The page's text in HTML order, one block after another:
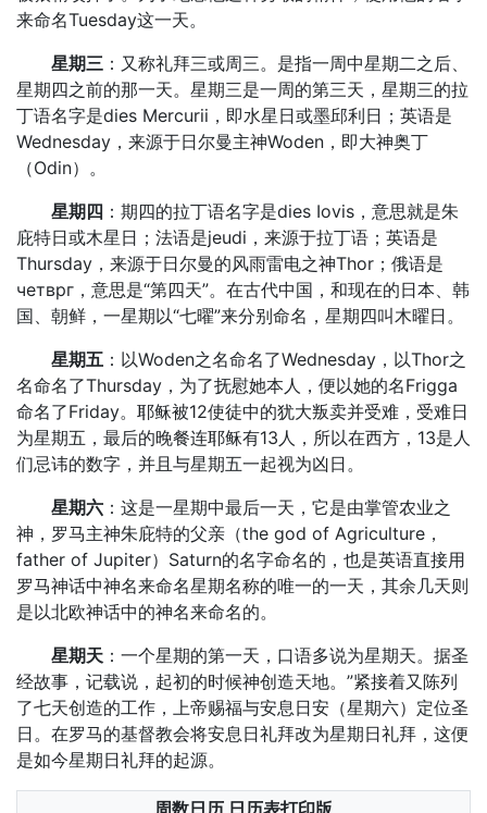
来命名Tuesday这一天。
星期三 ：又称礼拜三或周三。是指一周中星期二之后、
星期四之前的那一天。星期三是一周的第三天，星期三的拉
丁语名字是dies Mercurii，即水星日或墨邱利日；英语是
Wednesday，来源于日尔曼主神Woden，即大神奥丁
（Odin）。
星期四 ：期四的拉丁语名字是dies Iovis，意思就是朱
庇特日或木星日；法语是jeudi，来源于拉丁语；英语是
Thursday，来源于日尔曼的风雨雷电之神Thor；俄语是
четврг，意思是“第四天”。在古代中国，和现在的日本、韩
国、朝鲜，一星期以“七曜”来分别命名，星期四叫木曜日。
星期五 ：以Woden之名命名了Wednesday，以Thor之
名命名了Thursday，为了抚慰她本人，便以她的名Frigga
命名了Friday。耶稣被12使徒中的犹大叛卖并受难，受难日
为星期五，最后的晚餐连耶稣有13人，所以在西方，13是人
们忌讳的数字，并且与星期五一起视为凶日。
星期六 ：这是一星期中最后一天，它是由掌管农业之
神，罗马主神朱庇特的父亲（the god of Agriculture，
father of Jupiter）Saturn的名字命名的，也是英语直接用
罗马神话中神名来命名星期名称的唯一的一天，其余几天则
是以北欧神话中的神名来命名的。
星期天 ：一个星期的第一天，口语多说为星期天。据圣
经故事，记载说，起初的时候神创造天地。”紧接着又陈列
了七天创造的工作，上帝赐福与安息日安（星期六）定位圣
日。在罗马的基督教会将安息日礼拜改为星期日礼拜，这便
是如今星期日礼拜的起源。
周数日历 日历表打印版